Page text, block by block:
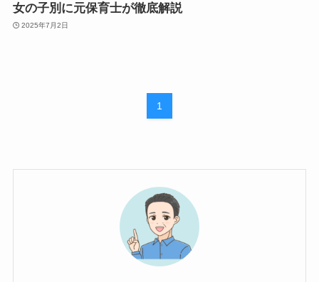
女の子別に元保育士が徹底解説
2025年7月2日
1